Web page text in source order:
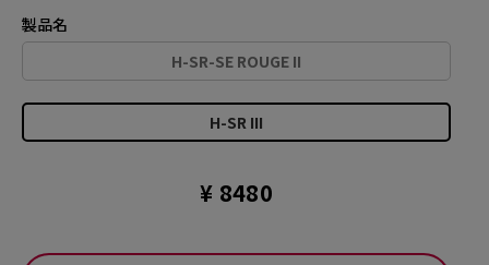
製品名
H-SR-SE ROUGE II
H-SR III
¥ 8480